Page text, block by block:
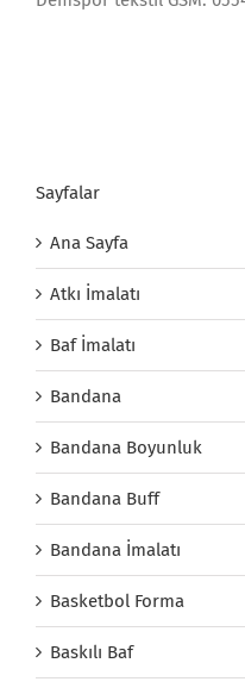
Sayfalar
Ana Sayfa
Atkı İmalatı
Baf İmalatı
Bandana
Bandana Boyunluk
Bandana Buff
Bandana İmalatı
Basketbol Forma
Baskılı Baf